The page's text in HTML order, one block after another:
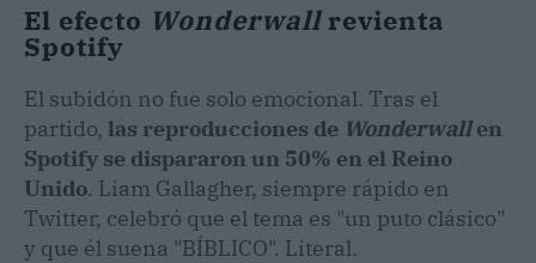
El efecto Wonderwallrevienta
Spotify
El subidón no fue solo emocional. Tras el
partido, las reproducciones de Wonderwallen
Spotify se dispararon un 50% en el Reino
Unido. Liam Gallagher, siempre rápido en
Twitter, celebró que el tema es "un puto clásico"
y que él suena "BÍBLICO". Literal.